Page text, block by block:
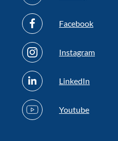
Facebook
Instagram
LinkedIn
Youtube